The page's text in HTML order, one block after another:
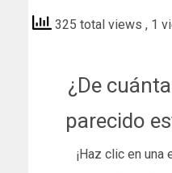
325 total views , 1
¿De
parecido
¡Haz clic en una